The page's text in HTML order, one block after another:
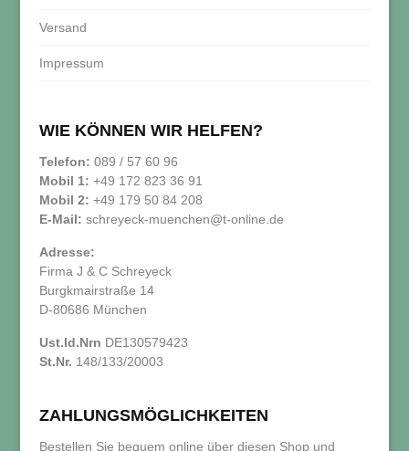
Versand
Impressum
WIE KÖNNEN WIR HELFEN?
Telefon: 089 / 57 60 96
Mobil 1: +49 172 823 36 91
Mobil 2: +49 179 50 84 208
E-Mail: schreyeck-muenchen@t-online.de
Adresse:
Firma J & C Schreyeck
Burgkmairstraße 14
D-80686 München
Ust.Id.Nrn DE130579423
St.Nr. 148/133/20003
ZAHLUNGSMÖGLICHKEITEN
Bestellen Sie bequem online über diesen Shop und